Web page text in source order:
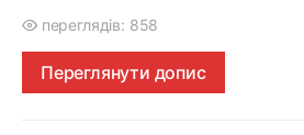
переглядів: 858
Переглянути допис